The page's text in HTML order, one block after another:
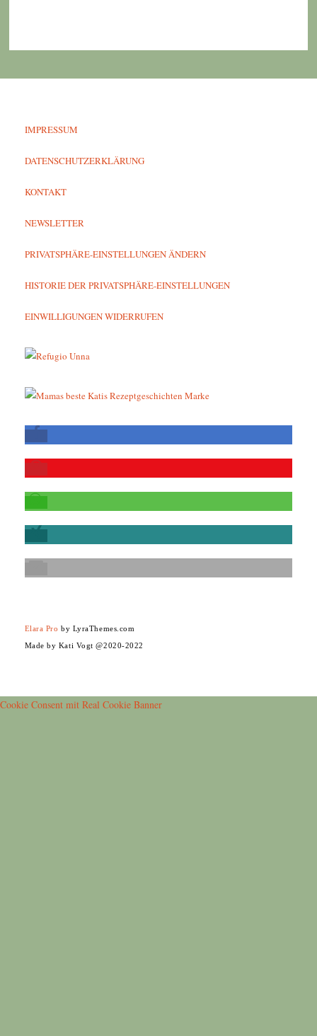
IMPRESSUM
DATENSCHUTZERKLÄRUNG
KONTAKT
NEWSLETTER
PRIVATSPHÄRE-EINSTELLUNGEN ÄNDERN
HISTORIE DER PRIVATSPHÄRE-EINSTELLUNGEN
EINWILLIGUNGEN WIDERRUFEN
Elara Pro by LyraThemes.com
Made by Kati Vogt @2020-2022
Cookie Consent mit Real Cookie Banner